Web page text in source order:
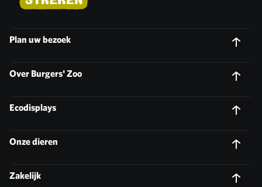
Plan uw bezoek
Over Burgers' Zoo
Ecodisplays
Onze dieren
Zakelijk